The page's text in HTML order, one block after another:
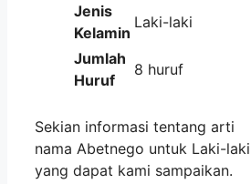
Jenis
Kelamin
Laki-laki
Jumlah
Huruf
8 huruf
Sekian informasi tentang arti
nama Abetnego untuk Laki-laki
yang dapat kami sampaikan.